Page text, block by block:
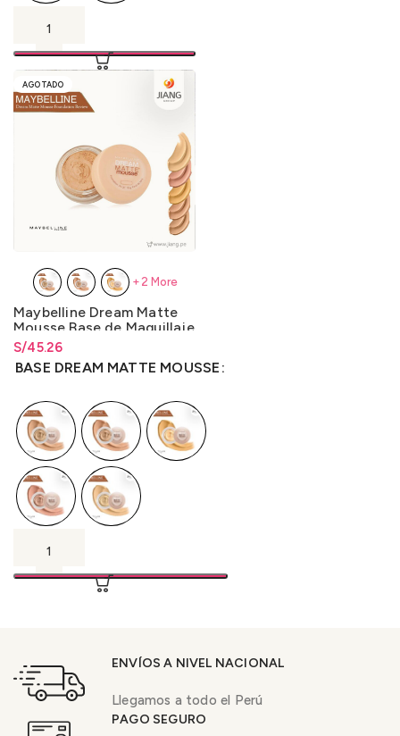
AGOTADO
Maybelline Dream Matte
Mousse Base de Maquillaje
18g.
S/45.26
Rango de precios: desde
S/45.26hasta S/45.26
BASE DREAM MATTE MOUSSE
+2 More
ENVÍOS A NIVEL NACIONAL
Llegamos a todo el Perú
PAGO SEGURO